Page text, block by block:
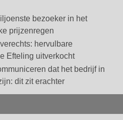
bezoeker in het
prijzenregen
hervulbare
Efteling uitverkocht
dat het bedrijf in
dit zit erachter